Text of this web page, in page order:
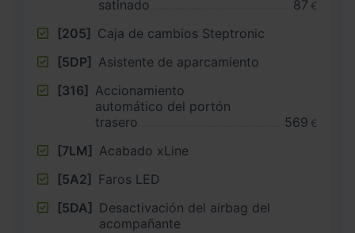
satinado 87 €
[205] Caja de cambios Steptronic
[5DP] Asistente de aparcamiento
[316] Accionamiento
automático del portón
trasero
569 €
[7LM] Acabado xLine
[5A2] Faros LED
[5DA] Desactivación del airbag del
acompañante